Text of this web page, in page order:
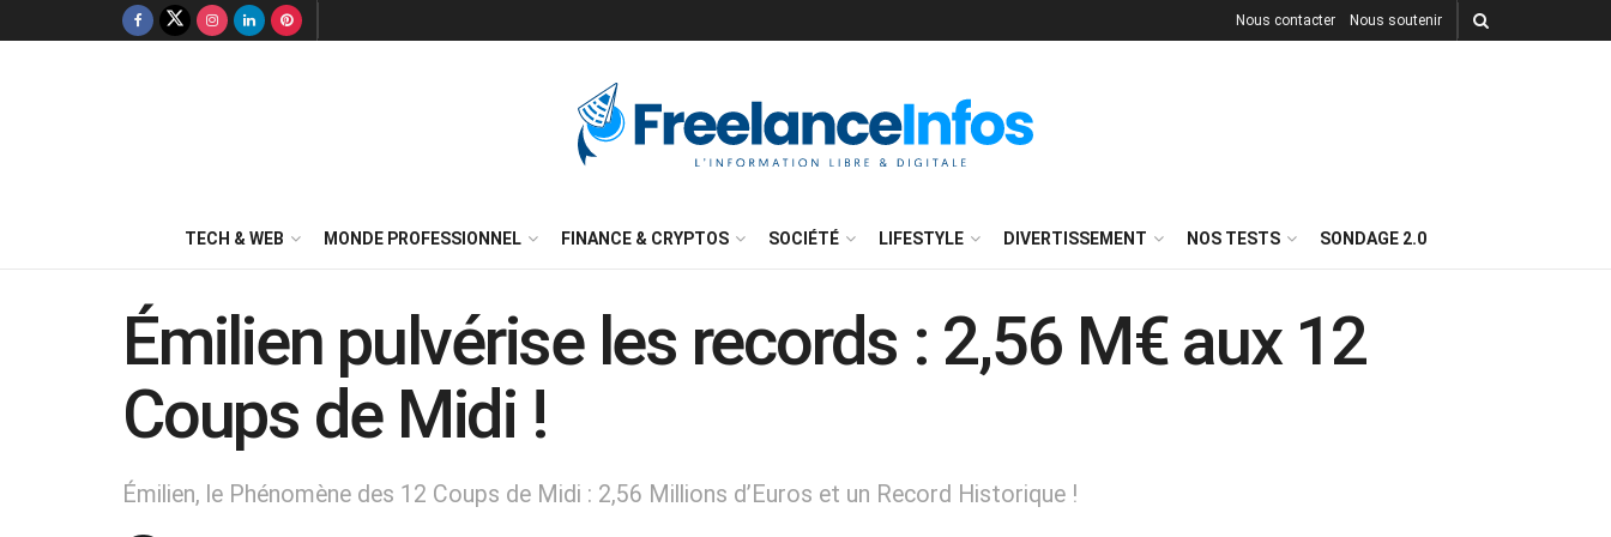
Nous contacter Nous soutenir
TECH & WEB MONDE PROFESSIONNEL FINANCE & CRYPTOS SOCIÉTÉ LIFESTYLE DIVERTISSEMENT NOS TESTS SONDAGE 2.0
Émilien pulvérise les records : 2,56 M€ aux 12
Coups de Midi !
Émilien, le Phénomène des 12 Coups de Midi : 2,56 Millions d’Euros et un Record Historique !